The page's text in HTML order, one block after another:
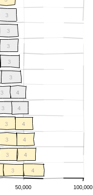
3
3
3
3
3
3
3
3
3
3
3
4
4
4
4
4
4
50,000 100,000